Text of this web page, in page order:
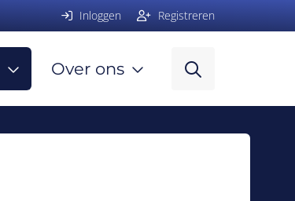
Inloggen Registreren
Over ons